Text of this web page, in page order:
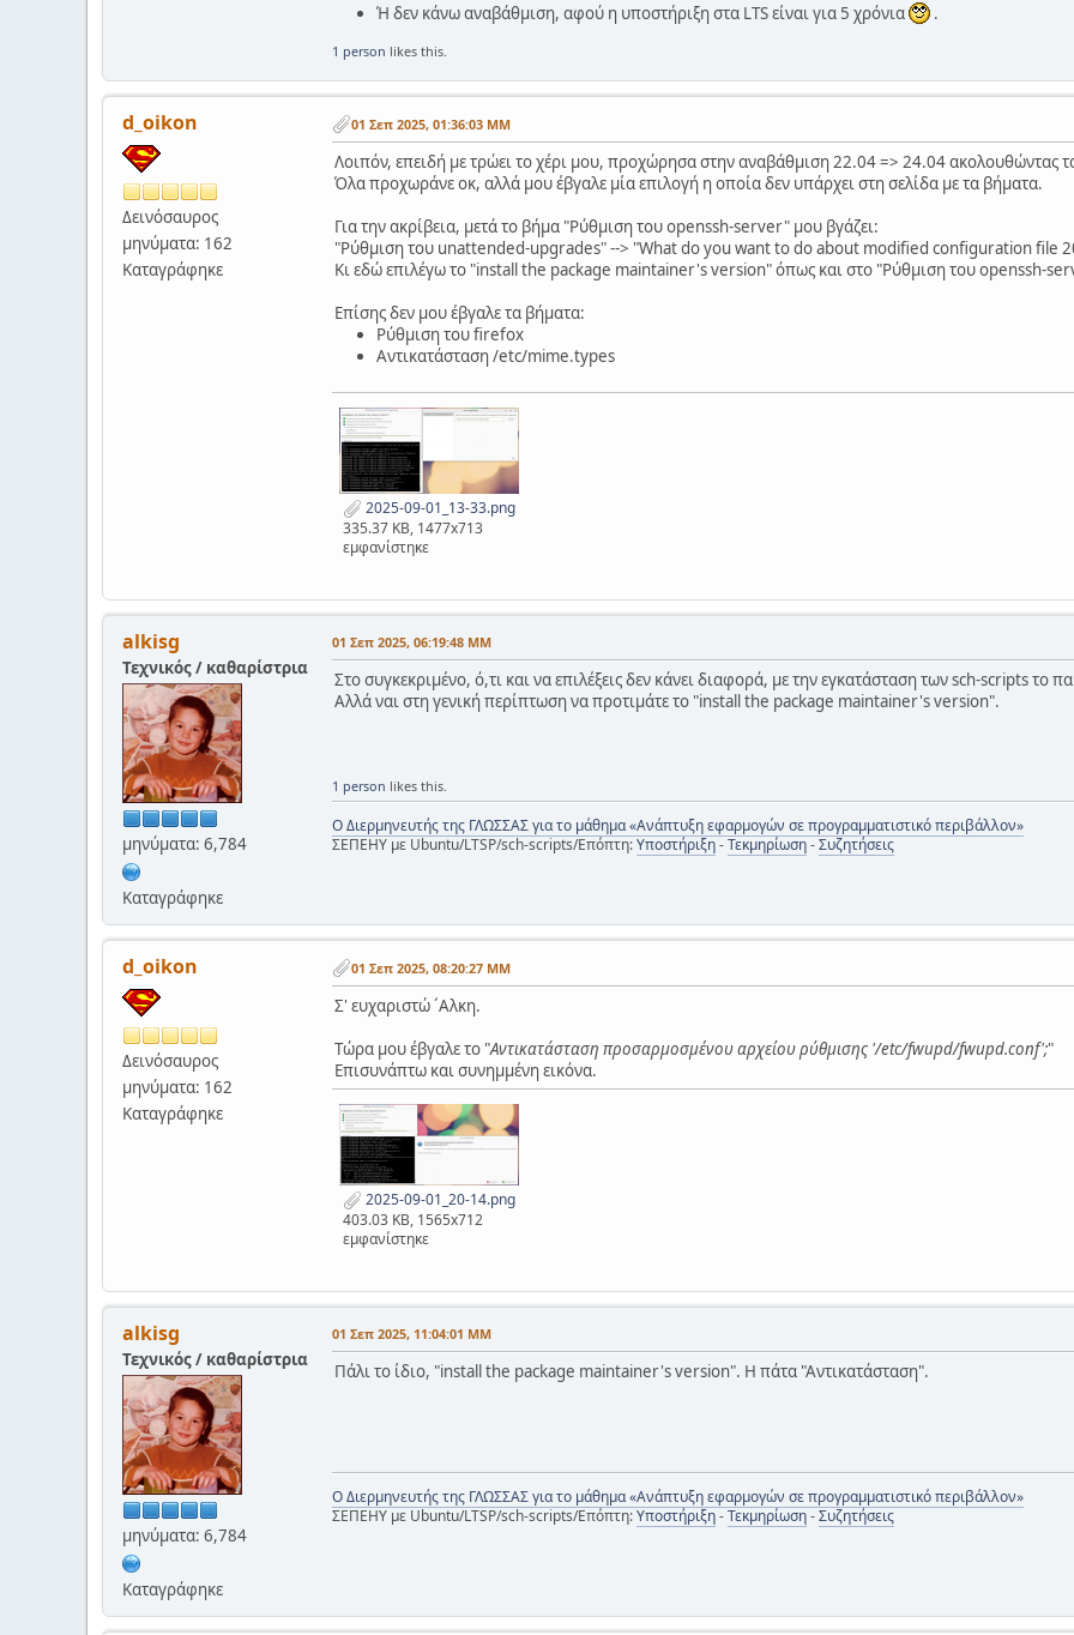
Ή δεν κάνω αναβάθμιση, αφού η υποστήριξη στα LTS είναι για 5 χρόνια .
1 person likes this.
d_oikon
Δεινόσαυρος
μηνύματα: 162
Καταγράφηκε
01 Σεπ 2025, 01:36:03 ΜΜ
Λοιπόν, επειδή με τρώει το χέρι μου, προχώρησα στην αναβάθμιση 22.04 => 24.04 ακολουθώντας
Όλα προχωράνε οκ, αλλά μου έβγαλε μία επιλογή η οποία δεν υπάρχει στη σελίδα με τα βήματα.
Για την ακρίβεια, μετά το βήμα "Ρύθμιση του openssh-server" μου βγάζει:
"Ρύθμιση του unattended-upgrades" --> "What do you want to do about modified configuration file
Κι εδώ επιλέγω το "install the package maintainer's version" όπως και στο "Ρύθμιση του openssh-
Επίσης δεν μου έβγαλε τα βήματα:
Ρύθμιση του firefox
Αντικατάσταση /etc/mime.types
2025-09-01_13-33.png
335.37 KB, 1477x713
εμφανίστηκε
alkisg
Τεχνικός / καθαρίστρια
μηνύματα: 6,784
Καταγράφηκε
01 Σεπ 2025, 06:19:48 ΜΜ
Στο συγκεκριμένο, ό,τι και να επιλέξεις δεν κάνει διαφορά, με την εγκατάσταση των sch-scripts
Αλλά ναι στη γενική περίπτωση να προτιμάτε το "install the package maintainer's version".
1 person likes this.
Ο Διερμηνευτής της ΓΛΩΣΣΑΣ για το μάθημα «Ανάπτυξη εφαρμογών σε προγραμματιστικό περιβάλλον»
ΣΕΠΕΗΥ με Ubuntu/LTSP/sch-scripts/Επόπτη:Υποστήριξη-Τεκμηρίωση-Συζητήσεις
d_oikon
Δεινόσαυρος
μηνύματα: 162
Καταγράφηκε
01 Σεπ 2025, 08:20:27 ΜΜ
Σ' ευχαριστώ ´Aλκη.
Tώρα μου έβγαλε το "Aντικατάσταση προσαρμοσμένου αρχείου ρύθμισης '/etc/fwupd/fwupd.conf';"
Eπισυνάπτω και συνημμένη εικόνα.
2025-09-01_20-14.png
403.03 KB, 1565x712
εμφανίστηκε
alkisg
Τεχνικός / καθαρίστρια
μηνύματα: 6,784
Καταγράφηκε
01 Σεπ 2025, 11:04:01 ΜΜ
Πάλι το ίδιο, "install the package maintainer's version". Η πάτα "Αντικατάσταση".
Ο Διερμηνευτής της ΓΛΩΣΣΑΣ για το μάθημα «Ανάπτυξη εφαρμογών σε προγραμματιστικό περιβάλλον»
ΣΕΠΕΗΥ με Ubuntu/LTSP/sch-scripts/Επόπτη:Υποστήριξη-Τεκμηρίωση-Συζητήσεις